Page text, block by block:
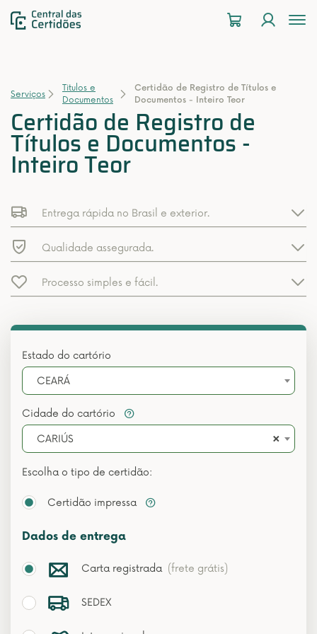
Serviços
Titulos e
Documentos
Certidão de Registro de Títulos e
Documentos - Inteiro Teor
Certidão de Registro de
Títulos e Documentos -
Inteiro Teor
Entrega rápida no Brasil e exterior.
Qualidade assegurada.
Processo simples e fácil.
Estado do cartório
CEARÁ
Cidade do cartório
×
CARIÚS
Escolha o tipo de certidão:
Certidão impressa
Dados de entrega
Carta registrada (frete grátis)
SEDEX